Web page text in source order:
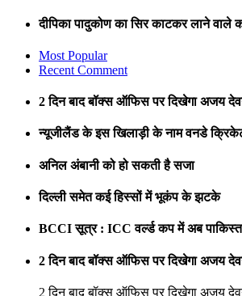
दीपिका पादुकोण का सिर काटकर लाने
Most Popular
Recent Comment
2 दिन बाद बॉक्स ऑफिस पर दिखेगा अजय
न्यूजीलैंड के इस खिलाड़ी के नाम वनडे
अनिल अंबानी को हो सकती है सजा
दिल्ली समेत कई हिस्सों में भूकंप के झटके
BCCI सूत्र : ICC वर्ल्ड कप में अब
2 दिन बाद बॉक्स ऑफिस पर दिखेगा अजय
2 दिन बाद बॉक्स ऑफिस पर दिखेगा अजय